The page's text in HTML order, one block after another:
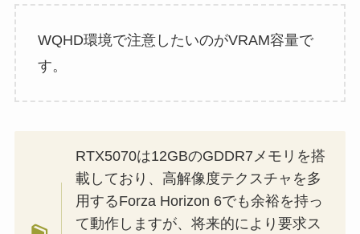
WQHD環境で注意したいのがVRAM容量で
す。
RTX5070は12GBのGDDR7メモリを搭
載しており、高解像度テクスチャを多
用するForza Horizon 6でも余裕を持っ
て動作しますが、将来的により要求ス